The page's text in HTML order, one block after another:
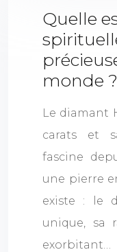
Quelle
monde ?
Le diamant
carats et
fascine
une pierre
existe : le
unique, sa
exorbitant…